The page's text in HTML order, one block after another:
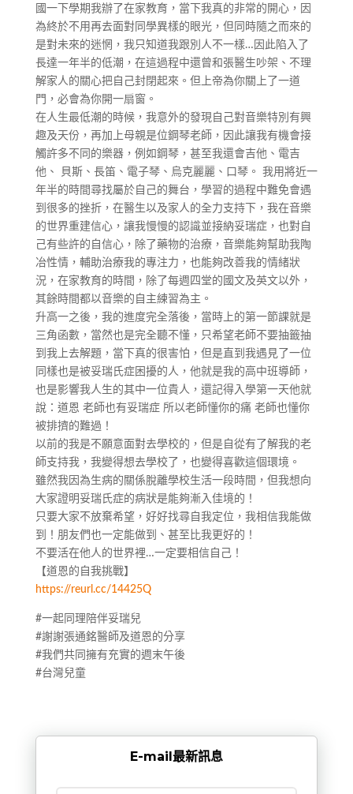
國一下學期我辦了在家教育，當下我真的非常的開心，因
為終於不用再去面對同學異樣的眼光，但同時隨之而來的
是對未來的迷惘，我只知道我跟別人不一樣…因此陷入了
長達一年半的低潮，在這過程中還曾和張醫生吵架、不理
解家人的關心把自己封閉起來。但上帝為你關上了一道
門，必會為你開一扇窗。
在人生最低潮的時候，我意外的發現自己對音樂特別有興
趣及天份，再加上母親是位鋼琴老師，因此讓我有機會接
觸許多不同的樂器，例如鋼琴，甚至我還會吉他、電吉
他、 貝斯、長笛、電子琴、烏克麗麗、口琴。 我用將近一
年半的時間尋找屬於自己的舞台，學習的過程中難免會遇
到很多的挫折，在醫生以及家人的全力支持下，我在音樂
的世界重建信心，讓我慢慢的認識並接納妥瑞症，也對自
己有些許的自信心，除了藥物的治療，音樂能夠幫助我陶
冶性情，輔助治療我的專注力，也能夠改善我的情緒狀
況，在家教育的時間，除了每週四堂的國文及英文以外，
其餘時間都以音樂的自主練習為主。
升高一之後，我的進度完全落後，當時上的第一節課就是
三角函數，當然也是完全聽不懂，只希望老師不要抽籤抽
到我上去解題，當下真的很害怕，但是直到我遇見了一位
同樣也是被妥瑞氏症困擾的人，他就是我的高中班導師，
也是影響我人生的其中一位貴人，還記得入學第一天他就
說：道恩 老師也有妥瑞症 所以老師懂你的痛 老師也懂你
被排擠的難過！
以前的我是不願意面對去學校的，但是自從有了解我的老
師支持我，我變得想去學校了，也變得喜歡這個環境。
雖然我因為生病的關係脫離學校生活一段時間，但我想向
大家證明妥瑞氏症的病狀是能夠漸入佳境的！
只要大家不放棄希望，好好找尋自我定位，我相信我能做
到！朋友們也一定能做到、甚至比我更好的！
不要活在他人的世界裡…一定要相信自己！
【道恩的自我挑戰】
https://reurl.cc/14425Q
#一起同理陪伴妥瑞兒
#謝謝張通銘醫師及道恩的分享
#我們共同擁有充實的週末午後
#台灣兒童
E-mail最新訊息